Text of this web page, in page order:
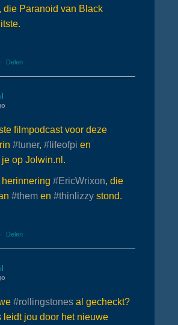
die Paranoid van Black
· Delen
filmpodcast voor deze
#tuner, #lifeofpi en
op Jolwin.nl.
#EricWrixon, die
#them en #thinlizzy stond.
· Delen
#rollingstones al gecheckt?
leidt jou door het nieuwe